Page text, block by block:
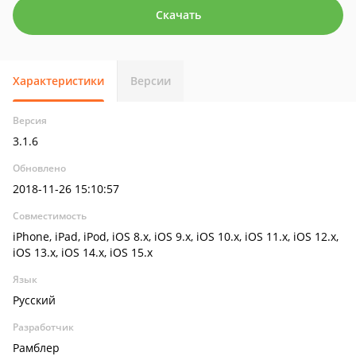
Скачать
Характеристики Версии
Версия
3.1.6
Обновлено
2018-11-26 15:10:57
Совместимость
iPhone, iPad, iPod, iOS 8.x, iOS 9.x, iOS 10.x, iOS 11.x, iOS 12.x,
iOS 13.x, iOS 14.x, iOS 15.x
Язык
Русский
Разработчик
Рамблер